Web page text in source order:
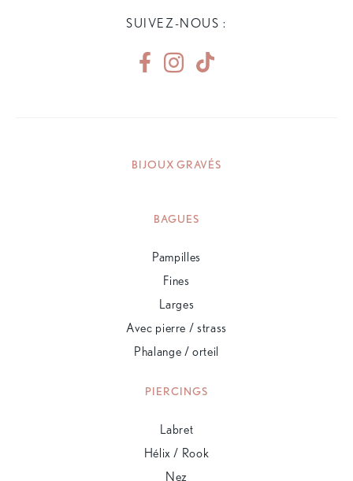
SUIVEZ-NOUS :
BIJOUX GRAVÉS
BAGUES
Pampilles
Fines
Larges
Avec pierre / strass
Phalange / orteil
PIERCINGS
Labret
Hélix / Rook
Nez